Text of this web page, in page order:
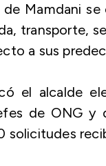
Mamdani
transporte,
a sus
el alcalde
de ONG y
solicitudes